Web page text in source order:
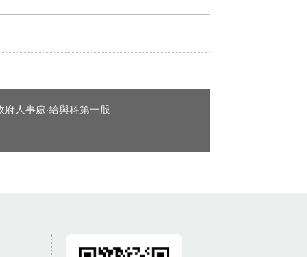
府人事處‧給與科第一股